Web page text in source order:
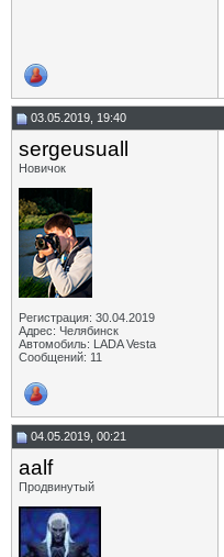
03.05.2019, 19:40
sergeusuall
Новичок
Регистрация: 30.04.2019
Адрес: Челябинск
Автомобиль: LADA Vesta
Сообщений: 11
04.05.2019, 00:21
aalf
Продвинутый